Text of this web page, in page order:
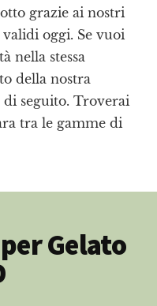
grazie ai nostri
validi oggi. Se vuoi
nella stessa
della nostra
di seguito. Troverai
tra le gamme di
Gelato